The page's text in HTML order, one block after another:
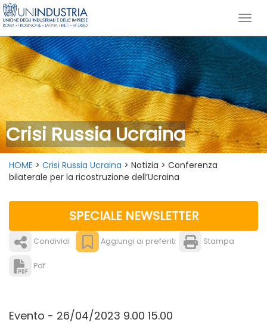
Crisi Russia Ucraina
HOME > Crisi Russia Ucraina > Notizia > Conferenza
bilaterale per la ricostruzione dell’Ucraina
SPECIALE NEWSLETTER
Condividi Aggiungi ai preferiti Stampa
Pdf
Evento - 26/04/2023 9.00 15.00